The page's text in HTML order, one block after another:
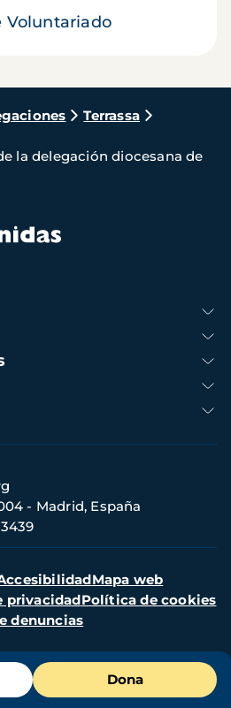
Voluntariado
Terrassa
la delegación diocesana de
Dona
- Madrid, España
Mapa web
privacidadPolítica de cookies
denuncias